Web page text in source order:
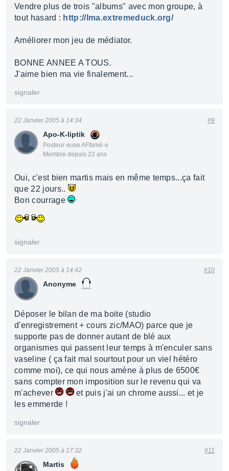
Vendre plus de trois "albums" avec mon groupe, à
tout hasard : http://lma.extremeduck.org/
Améliorer mon jeu de médiator.
BONNE ANNEE A TOUS.
J'aime bien ma vie finalement...
signaler
Apo-K-liptik
Posteur·euse AFfamé·e
Membre depuis 22 ans
22 Janvier 2005 à 14:34 #9
Oui, c'est bien martis mais en même temps...ça fait
que 22 jours..
Bon courrage
signaler
Anonyme
22 Janvier 2005 à 14:42 #10
Déposer le bilan de ma boite (studio
d'enregistrement + cours zic/MAO) parce que je
supporte pas de donner autant de blé aux
organismes qui passent leur temps à m'enculer sans
vaseline ( ça fait mal sourtout pour un viel hétéro
comme moi), ce qui nous amène à plus de 6500€
sans compter mon imposition sur le revenu qui va
m'achever
et puis j'ai un chrome aussi... et je
les emmerde !
signaler
Martis
22 Janvier 2005 à 17:32 #11